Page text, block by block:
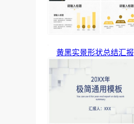
黄黑实景形状总结汇